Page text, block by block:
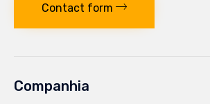
Contact form
Companhia